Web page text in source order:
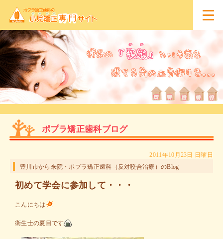
ポプラ矯正歯科ブログ
2011年10月23日 日曜日
豊川市から来院・ポプラ矯正歯科（反対咬合治療）のBlog
初めて学会に参加して・・・
こんにちは
衛生士の夏目です